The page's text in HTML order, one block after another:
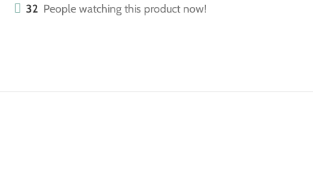
32 People watching this product now!